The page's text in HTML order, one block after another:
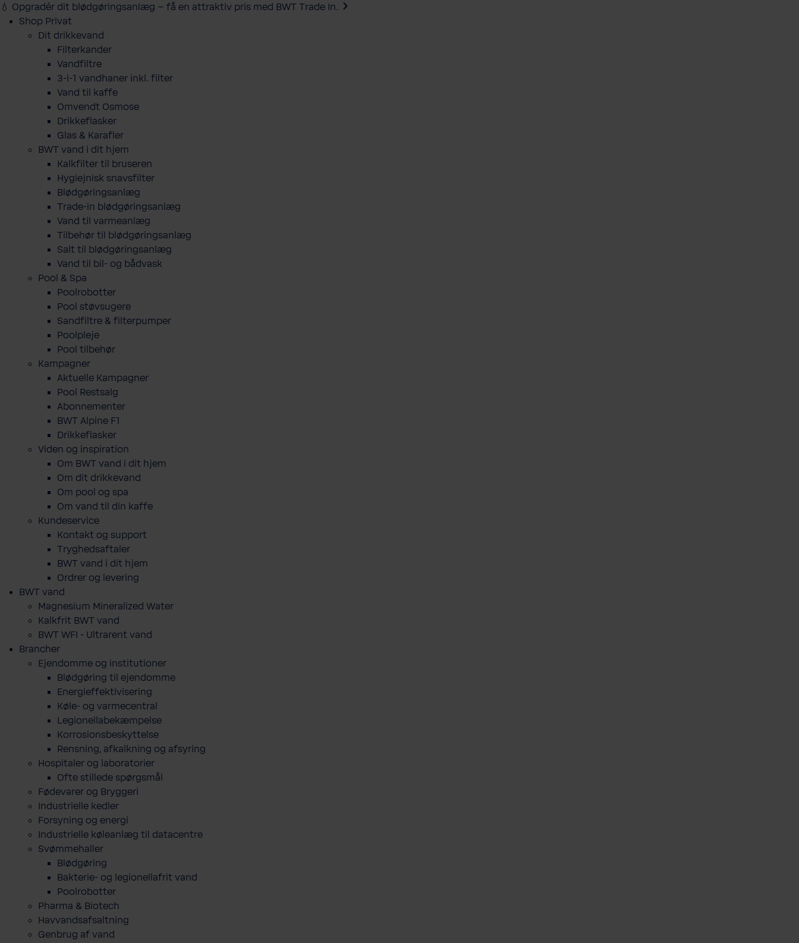
💧 Opgradér dit blødgøringsanlæg – få en attraktiv pris med BWT Trade In.
Shop Privat
Dit drikkevand
Filterkander
Vandfiltre
3-i-1 vandhaner inkl. filter
Vand til kaffe
Omvendt Osmose
Drikkeflasker
Glas & Karafler
BWT vand i dit hjem
Kalkfilter til bruseren
Hygiejnisk snavsfilter
Blødgøringsanlæg
Trade-in blødgøringsanlæg
Vand til varmeanlæg
Tilbehør til blødgøringsanlæg
Salt til blødgøringsanlæg
Vand til bil- og bådvask
Pool & Spa
Poolrobotter
Pool støvsugere
Sandfiltre & filterpumper
Poolpleje
Pool tilbehør
Kampagner
Aktuelle Kampagner
Pool Restsalg
Abonnementer
BWT Alpine F1
Drikkeflasker
Viden og inspiration
Om BWT vand i dit hjem
Om dit drikkevand
Om pool og spa
Om vand til din kaffe
Kundeservice
Kontakt og support
Tryghedsaftaler
BWT vand i dit hjem
Ordrer og levering
BWT vand
Magnesium Mineralized Water
Kalkfrit BWT vand
BWT WFI - Ultrarent vand
Brancher
Ejendomme og institutioner
Blødgøring til ejendomme
Energieffektivisering
Køle- og varmecentral
Legionellabekæmpelse
Korrosionsbeskyttelse
Rensning, afkalkning og afsyring
Hospitaler og laboratorier
Ofte stillede spørgsmål
Fødevarer og Bryggeri
Industrielle kedler
Forsyning og energi
Industrielle køleanlæg til datacentre
Svømmehaller
Blødgøring
Bakterie- og legionellafrit vand
Poolrobotter
Pharma & Biotech
Havvandsafsaltning
Genbrug af vand